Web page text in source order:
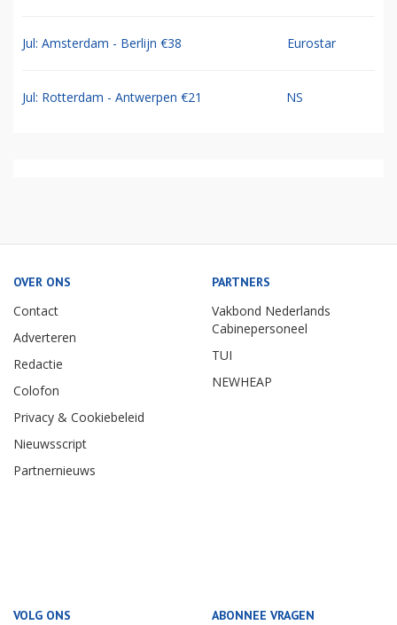
Jul: Amsterdam - Berlijn €38 Eurostar
Jul: Rotterdam - Antwerpen €21 NS
OVER ONS
Contact
Adverteren
Redactie
Colofon
Privacy & Cookiebeleid
Nieuwsscript
Partnernieuws
PARTNERS
Vakbond Nederlands
Cabinepersoneel
TUI
NEWHEAP
VOLG ONS ABONNEE VRAGEN